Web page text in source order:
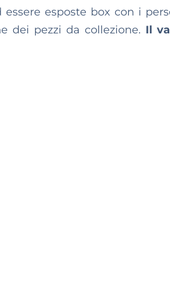
esposte box con i
dei pezzi da collezione. Il